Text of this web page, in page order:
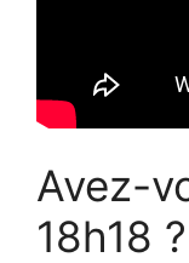
Avez-
18h18 ?